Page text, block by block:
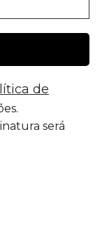
de
será